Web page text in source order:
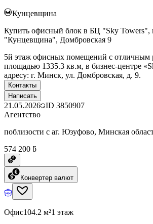
Кунцевщина
Купить офисный блок в БЦ "Sky Towers",
"Кунцевщина", Домбровская 9
5й этаж офисных помещений с отличным
площадью 1335.3 кв.м, в бизнес-центре
адресу: г. Минск, ул. Домбровская, д. 9.
Контакты
Написать
21.05.2026 ID 3850907
Агентство
поблизости с аг. Юзуфово, Минская
574 200 ƃ
Конвертер валют
Офис104.2 м²1 этаж